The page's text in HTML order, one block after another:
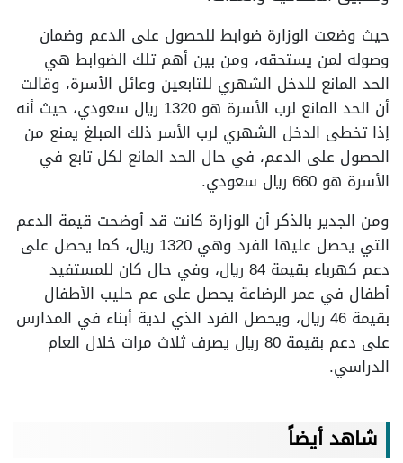
حيث وضعت الوزارة ضوابط للحصول على الدعم وضمان
وصوله لمن يستحقه، ومن بين أهم تلك الضوابط هي
الحد المانع للدخل الشهري للتابعين وعائل الأسرة، وقالت
أن الحد المانع لرب الأسرة هو 1320 ريال سعودي، حيث أنه
إذا تخطى الدخل الشهري لرب الأسر ذلك المبلغ يمنع من
الحصول على الدعم، في حال الحد المانع لكل تابع في
الأسرة هو 660 ريال سعودي.
ومن الجدير بالذكر أن الوزارة كانت قد أوضحت قيمة الدعم
التي يحصل عليها الفرد وهي 1320 ريال، كما يحصل على
دعم كهرباء بقيمة 84 ريال، وفي حال كان للمستفيد
أطفال في عمر الرضاعة يحصل على عم حليب الأطفال
بقيمة 46 ريال، ويحصل الفرد الذي لدية أبناء في المدارس
على دعم بقيمة 80 ريال يصرف ثلاث مرات خلال العام
الدراسي.
شاهد أيضاً